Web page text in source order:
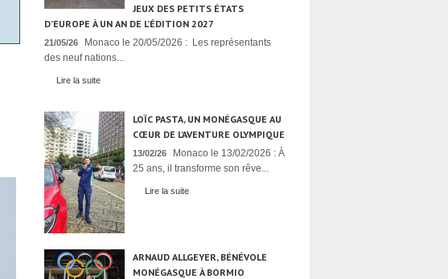
JEUX DES PETITS ÉTATS
D’EUROPE À UN AN DE L’ÉDITION 2027
21/05/26
Monaco le 20/05/2026 : Les représentants
des neuf nations...
Lire la suite
LOÏC PASTA, UN MONÉGASQUE AU
CŒUR DE L’AVENTURE OLYMPIQUE
13/02/26
Monaco le 13/02/2026 : À
25 ans, il transforme son rêve...
Lire la suite
ARNAUD ALLGEYER, BÉNÉVOLE
MONÉGASQUE À BORMIO